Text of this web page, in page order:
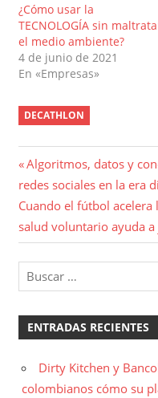
¿Cómo usar la
TECNOLOGÍA sin
el medio ambiente?
4 de junio de 2021
En «Empresas»
DECATHLON
Navegación
de
entradas
Entrada
anterior:
Algoritmos, datos y
redes sociales en la era
Entrada
siguiente:
Cuando el fútbol acelera
salud voluntario ayuda
ENTRADAS RECIENTES
Dirty Kitchen y
colombianos cómo su